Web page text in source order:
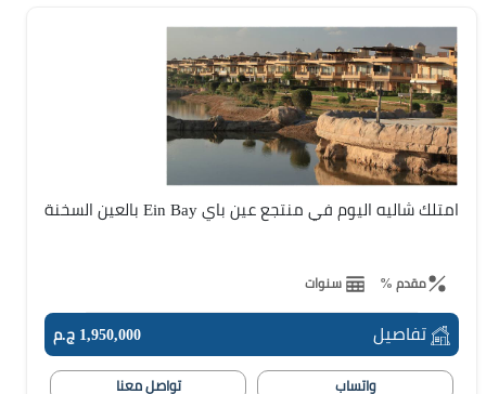
امتلك شاليه اليوم في منتجع عين باي Ein Bay بالعين السخنة
مقدم % سنوات
تفاصيل 1,950,000 ج.م
واتساب تواصل معنا